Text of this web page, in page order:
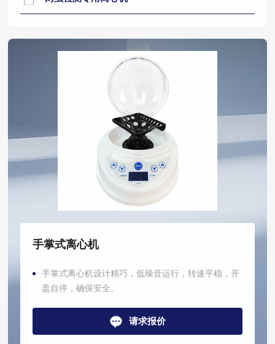
手掌式离心机
手掌式离心机设计精巧，低噪音运行，转速平稳，开
盖自停，确保安全。
请求报价